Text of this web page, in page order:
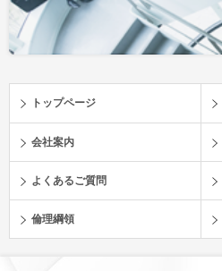
トップページ
会社案内
よくあるご質問
倫理綱領